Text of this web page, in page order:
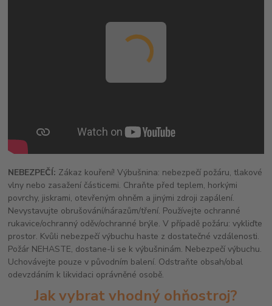
NEBEZPEČÍ: Zákaz kouření! Výbušnina: nebezpečí požáru, tlakové
vlny nebo zasažení částicemi. Chraňte před teplem, horkými
povrchy, jiskrami, otevřeným ohněm a jinými zdroji zapálení.
Nevystavujte obrušování/nárazům/tření. Používejte ochranné
rukavice/ochranný oděv/ochranné brýle. V případě požáru: vykliďte
prostor. Kvůli nebezpečí výbuchu haste z dostatečné vzdálenosti.
Požár NEHASTE, dostane-li se k výbušninám. Nebezpečí výbuchu.
Uchovávejte pouze v původním balení. Odstraňte obsah/obal
odevzdáním k likvidaci oprávněné osobě.
Jak vybrat vhodný ohňostroj?